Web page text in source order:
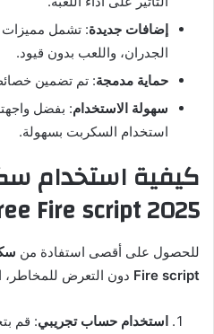
إضافات جديدة: تشمل مميزات
الجدران، واللعب بدون قيود.
حماية مدمجة: تم تضمين
سهولة الاستخدام: بفضل
استخدام السكربت بسهولة.
كيفية استخدام
2025 Free Fire script بأمان
للحصول على أقصى استفادة من
Fire script دون التعرض للمخاطر،
استخدام حساب تجريبي: قم